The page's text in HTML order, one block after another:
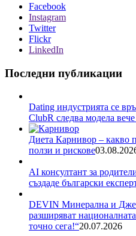
Facebook
Instagram
Twitter
Flickr
LinkedIn
Последни публикации
Dating индустрията се
ClubR следва модела
Диета Карнивор – какво
ползи и рискове
AI консултант за
създаде български
DEVIN Минерална и
разширяват
точно сега!“20.07.2026